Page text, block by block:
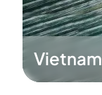
Vietnam